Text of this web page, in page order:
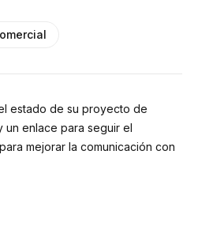
estado de su proyecto de
un enlace para seguir el
mejorar la comunicación con